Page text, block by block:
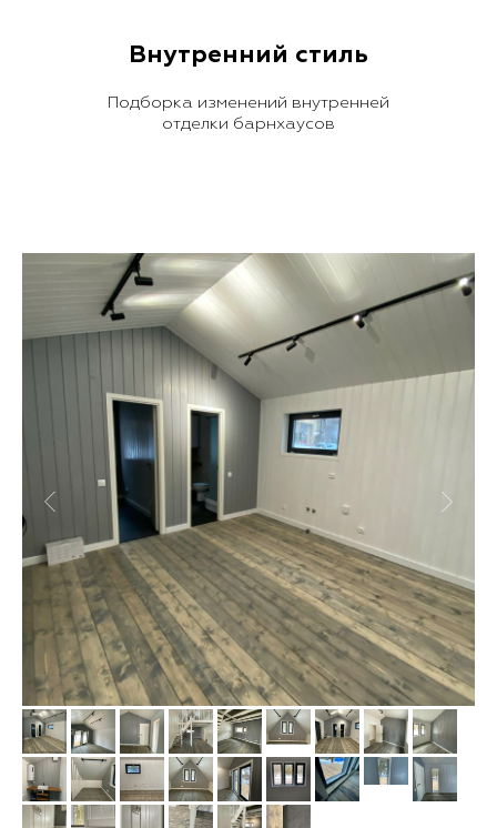
Внутренний стиль
Подборка изменений внутренней
отделки барнхаусов